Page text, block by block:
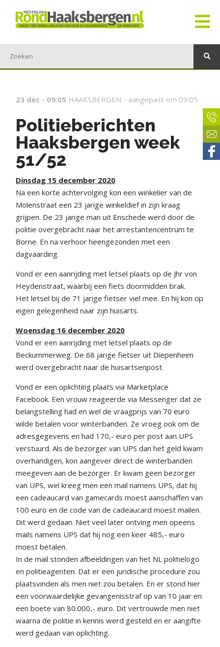
23 dec - 09:05 HAAKSBERGEN - aangepast om 09:05
Politieberichten
Haaksbergen week
51/52
Dinsdag 15 december 2020
Na een korte achtervolging kon een winkelier van de
Molenstraat een 23 jarige winkeldief in zijn kraag
grijpen. De 23 jarige man uit Enschede werd door de
politie overgebracht naar het arrestantencentrum te
Borne. En na verhoor heengezonden met een
dagvaarding.
Vond er een aanrijding met letsel plaats op de Jhr von
Heydenstraat, waarbij een fiets doormidden brak.
Het letsel bij de 71 jarige fietser viel mee. En hij kon op
eigen gelegenheid naar zijn huisarts.
Woensdag 16 december 2020
Vond er een aanrijding met letsel plaats op de
Beckummerweg. De 68 jarige fietser uit Diepenheim
werd overgebracht naar de huisartsenpost.
Vond er een oplichting plaats via Marketplace
Facebook. Een vrouw reageerde via Messenger dat ze
belangstelling had en wel de vraagprijs van 70 euro
wilde betalen voor winterbanden. Ze vroeg ook om de
adresgegevens en had 170,- euro per post aan UPS
verstuurd. Als de bezorger van UPS dan het geld kwam
overhandigen, kon aangever direct de winterbanden
meegeven aan de bezorger. Er kwam geen bezorger
van UPS, wel kreeg men een mail namens UPS, dat hij
een cadeaucard van gamecards moest aanschaffen van
100 euro en de code van de cadeaucard moest mailen.
Dit werd gedaan. Niet veel later ontving men opeens
mails namens UPS dat hij nog een keer 485,- euro
moest betalen.
In de mail stonden afbeeldingen van het NL politielogo
en politieagenten. Dat er een juridische procedure zou
plaatsvinden als men niet zou betalen. En er stond hier
een voorwaardelijke gevangenisstraf op van 10 jaar en
een boete van 80.000,- euro. Dit vertrouwde men niet
waarna de politie in kennis werd gesteld en er aangifte
werd gedaan van oplichting.